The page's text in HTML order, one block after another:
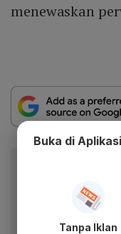
menewaskan
Dapatkan
fitur menarik lainnya
Buka di
Tanpa Iklan